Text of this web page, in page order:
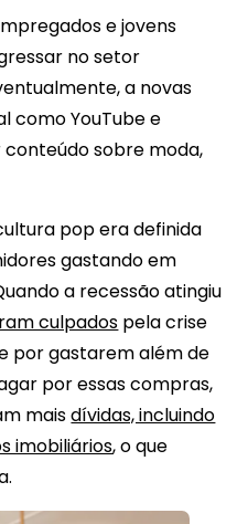
e jovens
no setor
a novas
como YouTube e
sobre moda,
pop era definida
gastando em
a recessão atingiu
culpados pela crise
por gastarem além de
por essas compras,
maisdívidas, incluindo
imobiliários, o que